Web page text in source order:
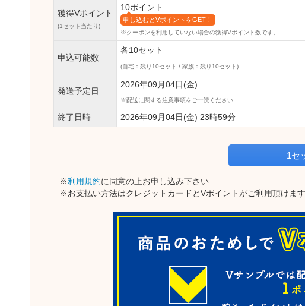
獲得Vポイント
(1セット当たり)
10ポイント
申し込むとVポイントをGET！
※クーポンを利用していない場合の獲得Vポイント数です。
申込可能数
各10セット
(自宅：残り10セット / 家族：残り10セット)
発送予定日
2026年09月04日(金)
配送に関する注意事項をご一読ください
終了日時 2026年09月04日(金) 23時59分
1セ
※利用規約に同意の上お申し込み下さい
※お支払い方法はクレジットカードとVポイントがご利用頂けます